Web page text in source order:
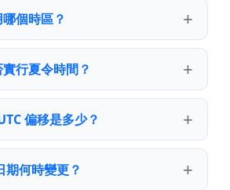
個時區？
行夏令時間？
偏移是多少？
期何時變更？